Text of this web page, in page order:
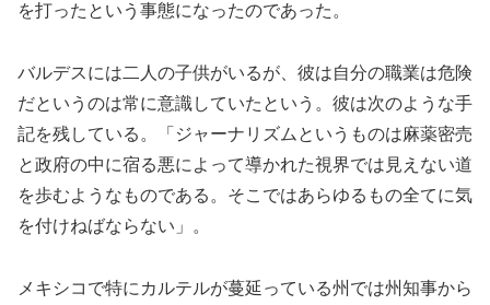
を打ったという事態になったのであった。
バルデスには二人の子供がいるが、彼は自分の職業は危険
だというのは常に意識していたという。彼は次のような手
記を残している。「ジャーナリズムというものは麻薬密売
と政府の中に宿る悪によって導かれた視界では見えない道
を歩むようなものである。そこではあらゆるもの全てに気
を付けねばならない」。
メキシコで特にカルテルが蔓延っている州では州知事から